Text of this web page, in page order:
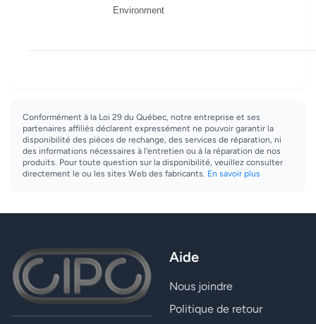
Environment
Conformément à la Loi 29 du Québec, notre entreprise et ses
partenaires affiliés déclarent expressément ne pouvoir garantir la
disponibilité des pièces de rechange, des services de réparation, ni
des informations nécessaires à l'entretien ou à la réparation de nos
produits. Pour toute question sur la disponibilité, veuillez consulter
directement le ou les sites Web des fabricants. En savoir plus
Aide
Nous joindre
Politique de retour